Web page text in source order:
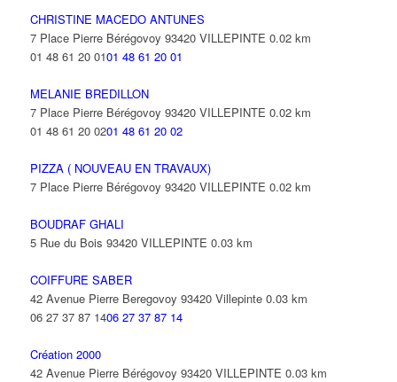
CHRISTINE MACEDO ANTUNES
7 Place Pierre Bérégovoy 93420 VILLEPINTE 0.02 km
01 48 61 20 0101 48 61 20 01
MELANIE BREDILLON
7 Place Pierre Bérégovoy 93420 VILLEPINTE 0.02 km
01 48 61 20 0201 48 61 20 02
PIZZA ( NOUVEAU EN TRAVAUX)
7 Place Pierre Bérégovoy 93420 VILLEPINTE 0.02 km
BOUDRAF GHALI
5 Rue du Bois 93420 VILLEPINTE 0.03 km
COIFFURE SABER
42 Avenue Pierre Beregovoy 93420 Villepinte 0.03 km
06 27 37 87 1406 27 37 87 14
Création 2000
42 Avenue Pierre Bérégovoy 93420 VILLEPINTE 0.03 km